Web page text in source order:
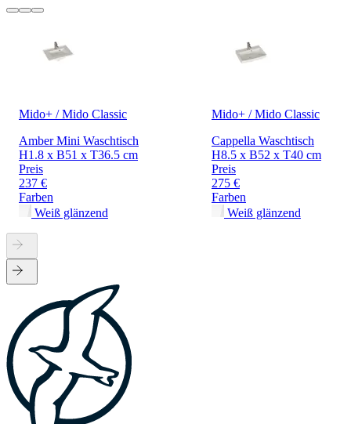
Mido+ / Mido Classic
Amber Mini Waschtisch
H1.8 x B51 x T36.5 cm
Preis
237 €
Farben
Weiß glänzend
Mido+ / Mido Classic
Cappella Waschtisch
H8.5 x B52 x T40 cm
Preis
275 €
Farben
Weiß glänzend